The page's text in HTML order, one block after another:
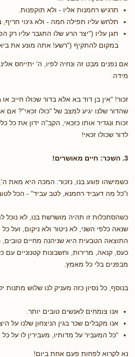
תרגיש רחמנות אליו - ולא תוקפנות.
תלחש עליו תפילה חמה - ולא גינוי
תגן עליו ("יצר הרע שלו התגבר עליו רק
במקום להתקיף ("רשע! אתה מונע את
אם נפנים מבט זה ונחיה לפיו, ה' יתייחס
מידה.
זכור! "אין בן דוד בא אלא בדור שכולו חייב או
שהדור שלנו יגיע למצב של "כולו זכאי"? אם
זכות ונגדיר אותו כזכאי, הקב"ה ידון את כל
לדור שכולו זכאי!
3. השכר: חיים מאושרים!
כשמישהו פוגע בנו, נזכור: המכה היא מאת
ו"כל מה דעביד רחמנא, לטב עביד" - הכל
כשהסתכלות זו תהיה מושרשת בנו, לא נוכל
שנאה כלפי השני, לא ניטור ולא ניקום, ועל
התוצאה הטבעית היא שניהנה מחיים
כעס, קנאה, מרירות, וחשבונות קטנוניים
מבפנים בלי כל מאמץ.
בנוסף, כל נסיון כזה מעניק לנו שלוש מתנות
אנו צומחים לאנשים טובים יותר.
אנו מקבלים שכר בגין הניצחון שלנו על
"כל המעביר על מדותיו, מעבירין לו על כל
נא לקרוא לפחות פעם אחת ביום!